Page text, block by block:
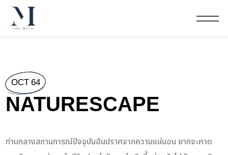
OCT 64
NATURESCAPE
ท่ามกลางสถานการณ์ปัจจุบันอันปราศจากความแน่นอน ยากจะคาด